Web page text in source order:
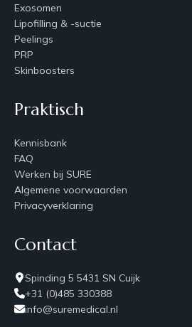
Exosomen
Lipofilling & -suctie
Peelings
PRP
Skinboosters
Praktisch
Kennisbank
FAQ
Werken bij SURE
Algemene voorwaarden
Privacyverklaring
Contact
Spinding 5 5431 SN Cuijk
+31 (0)485 330388
info@suremedical.nl